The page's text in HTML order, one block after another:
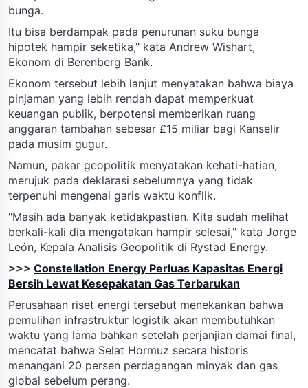
bunga.
Itu bisa berdampak pada penurunan suku bunga
hipotek hampir seketika," kata Andrew Wishart,
Ekonom di Berenberg Bank.
Ekonom tersebut lebih lanjut menyatakan bahwa biaya
pinjaman yang lebih rendah dapat memperkuat
keuangan publik, berpotensi memberikan ruang
anggaran tambahan sebesar £15 miliar bagi Kanselir
pada musim gugur.
Namun, pakar geopolitik menyatakan kehati-hatian,
merujuk pada deklarasi sebelumnya yang tidak
terpenuhi mengenai garis waktu konflik.
"Masih ada banyak ketidakpastian. Kita sudah melihat
berkali-kali dia mengatakan hampir selesai," kata Jorge
León, Kepala Analisis Geopolitik di Rystad Energy.
>>> Constellation Energy Perluas Kapasitas Energi
Bersih Lewat Kesepakatan Gas Terbarukan
Perusahaan riset energi tersebut menekankan bahwa
pemulihan infrastruktur logistik akan membutuhkan
waktu yang lama bahkan setelah perjanjian damai final,
mencatat bahwa Selat Hormuz secara historis
menangani 20 persen perdagangan minyak dan gas
global sebelum perang.